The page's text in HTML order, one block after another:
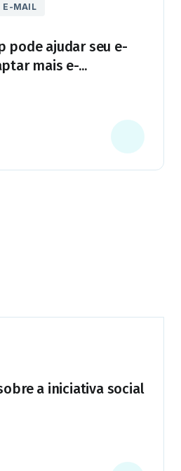
E-MAIL
pode ajudar seu e-
mais e-...
a iniciativa social